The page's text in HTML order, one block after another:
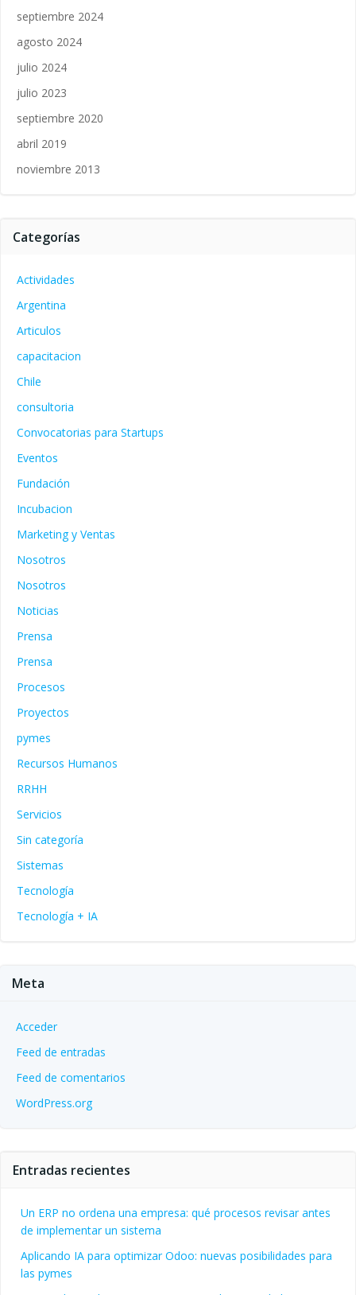
septiembre 2024
agosto 2024
julio 2024
julio 2023
septiembre 2020
abril 2019
noviembre 2013
Categorías
Actividades
Argentina
Articulos
capacitacion
Chile
consultoria
Convocatorias para Startups
Eventos
Fundación
Incubacion
Marketing y Ventas
Nosotros
Nosotros
Noticias
Prensa
Prensa
Procesos
Proyectos
pymes
Recursos Humanos
RRHH
Servicios
Sin categoría
Sistemas
Tecnología
Tecnología + IA
Meta
Acceder
Feed de entradas
Feed de comentarios
WordPress.org
Entradas recientes
Un ERP no ordena una empresa: qué procesos revisar antes
de implementar un sistema
Aplicando IA para optimizar Odoo: nuevas posibilidades para
las pymes